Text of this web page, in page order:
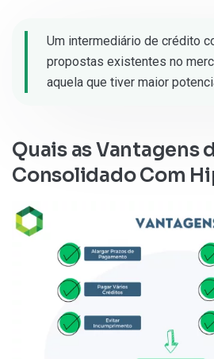
Um intermediário de crédito
propostas existentes no
aquela que tiver maior
Quais as Vantagens
Consolidado Com